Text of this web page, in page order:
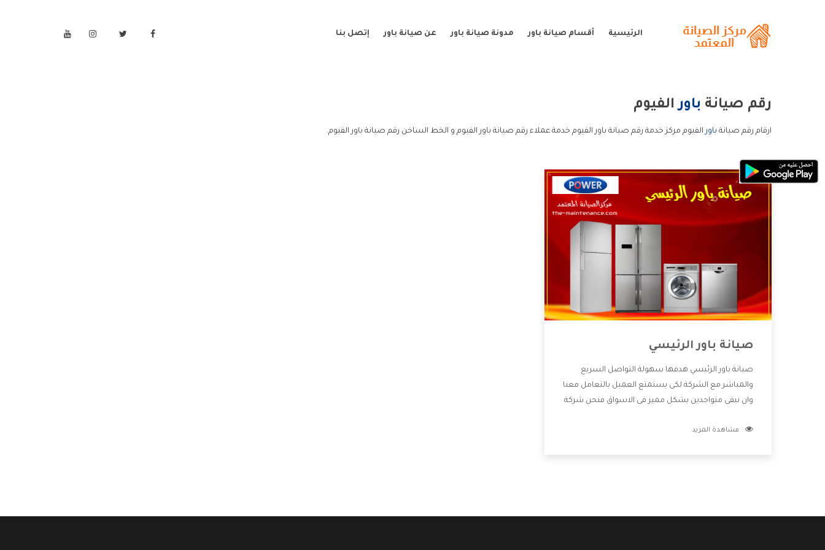
الرئيسية أقسام صيانة باور مدونة صيانة باور عن صيانة باور إتصل بنا
رقم صيانة باورالفيوم
ارقام رقم صيانة باورالفيوم مركز خدمة رقم صيانة باور الفيوم خدمة عملاء رقم صيانة باور الفيوم و الخط الساخن رقم صيانة باور الفيوم.
صيانة باور الرئيسي
صيانة باور الرئيسي هدفها سهولة التواصل السريع
والمباشر مع الشركة لكى يستمتع العميل بالتعامل معنا
وان نبقى متواجدين بشكل مميز فى الاسواق فنحن شركة
بالخدمات التى تنفرد الشركة بها والتى تكون منها خدمة
مشاهدة المزيد